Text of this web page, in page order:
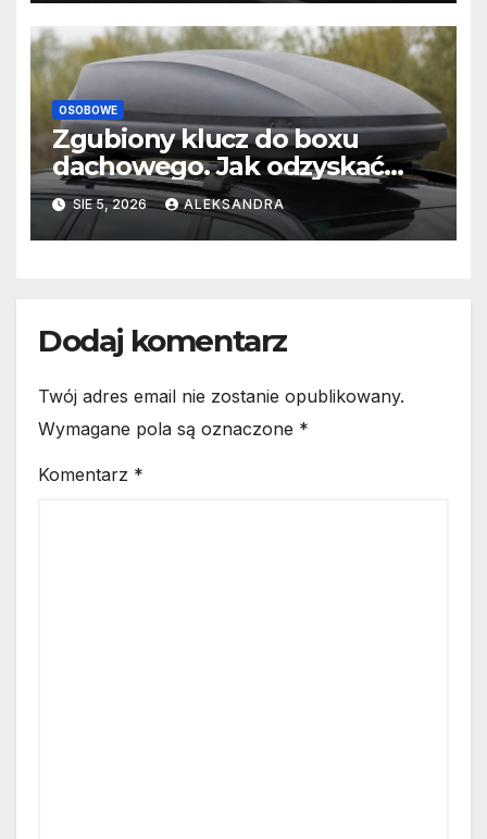
OSOBOWE
Zgubiony klucz do boxu
dachowego. Jak odzyskać
dostęp bez wymiany całego
zamka?
SIE 5, 2026 ALEKSANDRA
Dodaj komentarz
Twój adres email nie zostanie opublikowany.
Wymagane pola są oznaczone *
Komentarz *